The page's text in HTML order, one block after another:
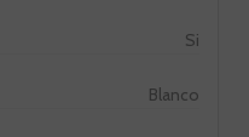
Si
Blanco